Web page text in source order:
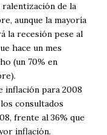
de la
aunque la mayoría
la recesión pese al
hace un mes
(un 70% en
inflación para 2008
consultados
frente al 36% que
inflación.